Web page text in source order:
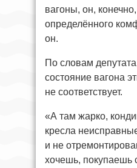
вагоны, он,
определённого
он.
По словам
состояние вагона
не соответствует.
«А там жарко,
кресла
и не
хочешь, покупаешь